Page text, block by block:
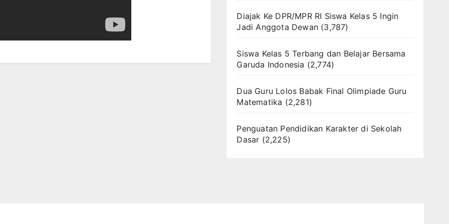
Diajak Ke DPR/MPR RI Siswa Kelas 5 Ingin
Jadi Anggota Dewan (3,787)
Siswa Kelas 5 Terbang dan Belajar Bersama
Garuda Indonesia (2,774)
Dua Guru Lolos Babak Final Olimpiade Guru
Matematika (2,281)
Penguatan Pendidikan Karakter di Sekolah
Dasar (2,225)